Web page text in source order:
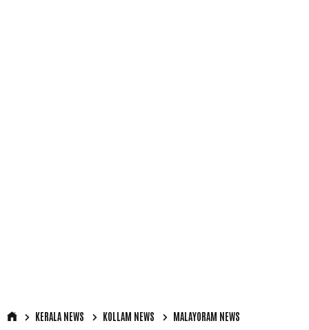
KERALA NEWS KOLLAM NEWS MALAYORAM NEWS